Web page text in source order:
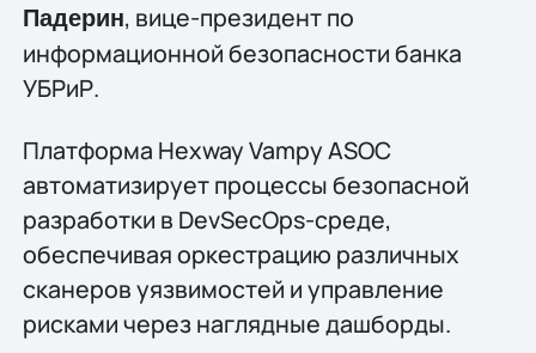
Падерин, вице-президент по
информационной безопасности банка
УБРиР.
Платформа Hexway Vampy ASOC
автоматизирует процессы безопасной
разработки в DevSecOps-среде,
обеспечивая оркестрацию различных
сканеров уязвимостей и управление
рисками через наглядные дашборды.